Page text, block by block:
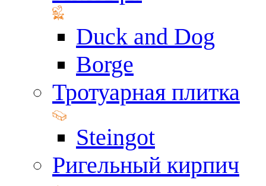
Duck and Dog
Borge
Тротуарная плитка
Steingot
Ригельный кирпич